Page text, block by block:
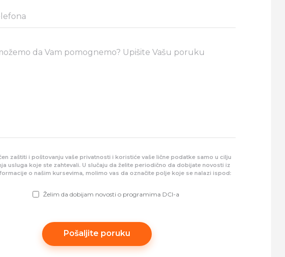
zaštiti i poštovanju vaše privatnosti i koristiće vaše lične podatke samo u cilju
usluga koje ste zahtevali. U slučaju da želite periodično da dobijate novosti iz
o našim kursevima, molimo vas da označite polje koje se nalazi ispod:
Želim da dobijam novosti o programima DCI-a